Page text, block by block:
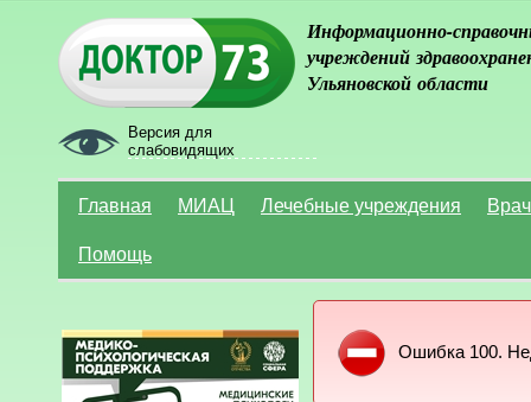
Версия для
слабовидящих
Информационно-
учреждений
Ульяновской области
Главная МИАЦ Лечебные учреждения
Помощь
Ошибка 100.